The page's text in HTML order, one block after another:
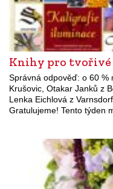
Knihy pro tvořivé
Správná odpověď: o 60 %
Krušovic, Otakar Janků z
Lenka Eichlová z
Gratulujeme! Tento týden